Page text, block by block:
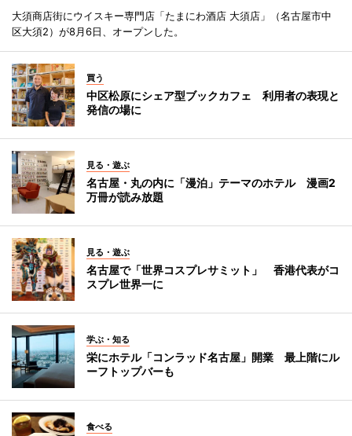
大須商店街にウイスキー専門店「たまにわ酒店 大須店」（名古屋市中
区大須2）が8月6日、オープンした。
買う
中区松原にシェア型ブックカフェ 利用者の表現と
発信の場に
見る・遊ぶ
名古屋・丸の内に「漫泊」テーマのホテル 漫画2
万冊が読み放題
見る・遊ぶ
名古屋で「世界コスプレサミット」 香港代表がコ
スプレ世界一に
学ぶ・知る
栄にホテル「コンラッド名古屋」開業 最上階にル
ーフトップバーも
食べる